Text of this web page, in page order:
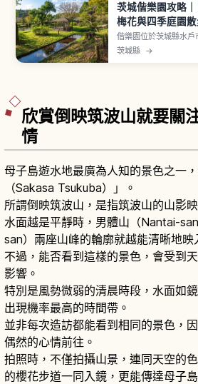
茨城偕樂園攻略
梅花與四季庭園
偕樂園位於茨城縣水戶
樂園並列為「日本三名
年）由水戶藩第9代藩
茨城縣 →
欣賞倒映筑波山就要關
情
母子島遊水地最廣為人知的景色之一
（Sakasa Tsukuba）」。
所謂倒映筑波山，是指筑波山的山影
水面越是平靜時，男體山（Nantai-
san）兩座山峰的輪廓就越能清晰地映
不過，能否看到這樣的景色，會受到
影響。
特別是風勢微弱的清晨時段，水面如
出現機率最高的時間帶。
並非每次造訪都能看到相同的景色，
偶然的心情前往。
拍照時，不僅拍攝山景，連同天空的
的櫻花步道一同入鏡，更能傳達母子